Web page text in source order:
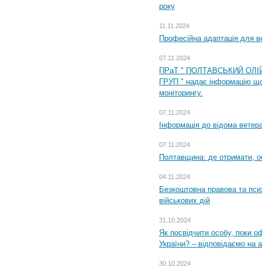
року
11.11.2024
Професійна адаптація для
07.11.2024
ПРаТ " ПОЛТАВСЬКИЙ
ГРУП " надає інформацію
моніторингу.
07.11.2024
Інформація до відома
07.11.2024
Полтавщина: де отримати,
04.11.2024
Безкоштовна правова та
військових дій
31.10.2024
Як посвідчити особу, поки
України? – відповідаємо на
30.10.2024